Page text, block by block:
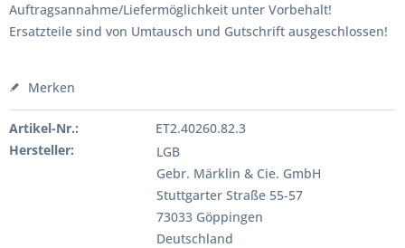
Auftragsannahme/Liefermöglichkeit unter Vorbehalt!
Ersatzteile sind von Umtausch und Gutschrift ausgeschlossen!
Merken
Artikel-Nr.:
ET2.40260.82.3
Hersteller:
LGB
Gebr. Märklin & Cie. GmbH
Stuttgarter Straße 55-57
73033 Göppingen
Deutschland